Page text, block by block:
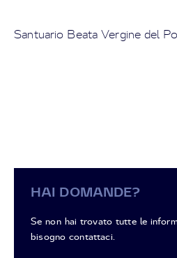
Santuario Beata Vergine del
HAI DOMANDE?
Se non hai trovato tutte le
bisogno contattaci.